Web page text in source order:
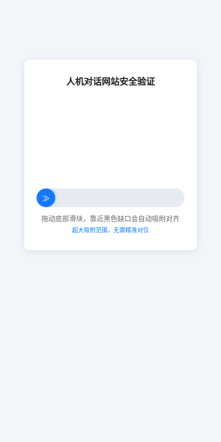
人机对话网站安全验证
≫
拖动底部滑块，靠近黑色缺口会自动吸附对齐
超大吸附范围，无需精准对位